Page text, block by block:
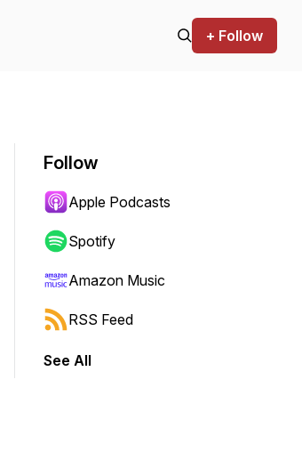
+ Follow
Follow
Apple Podcasts
Spotify
Amazon Music
RSS Feed
See All